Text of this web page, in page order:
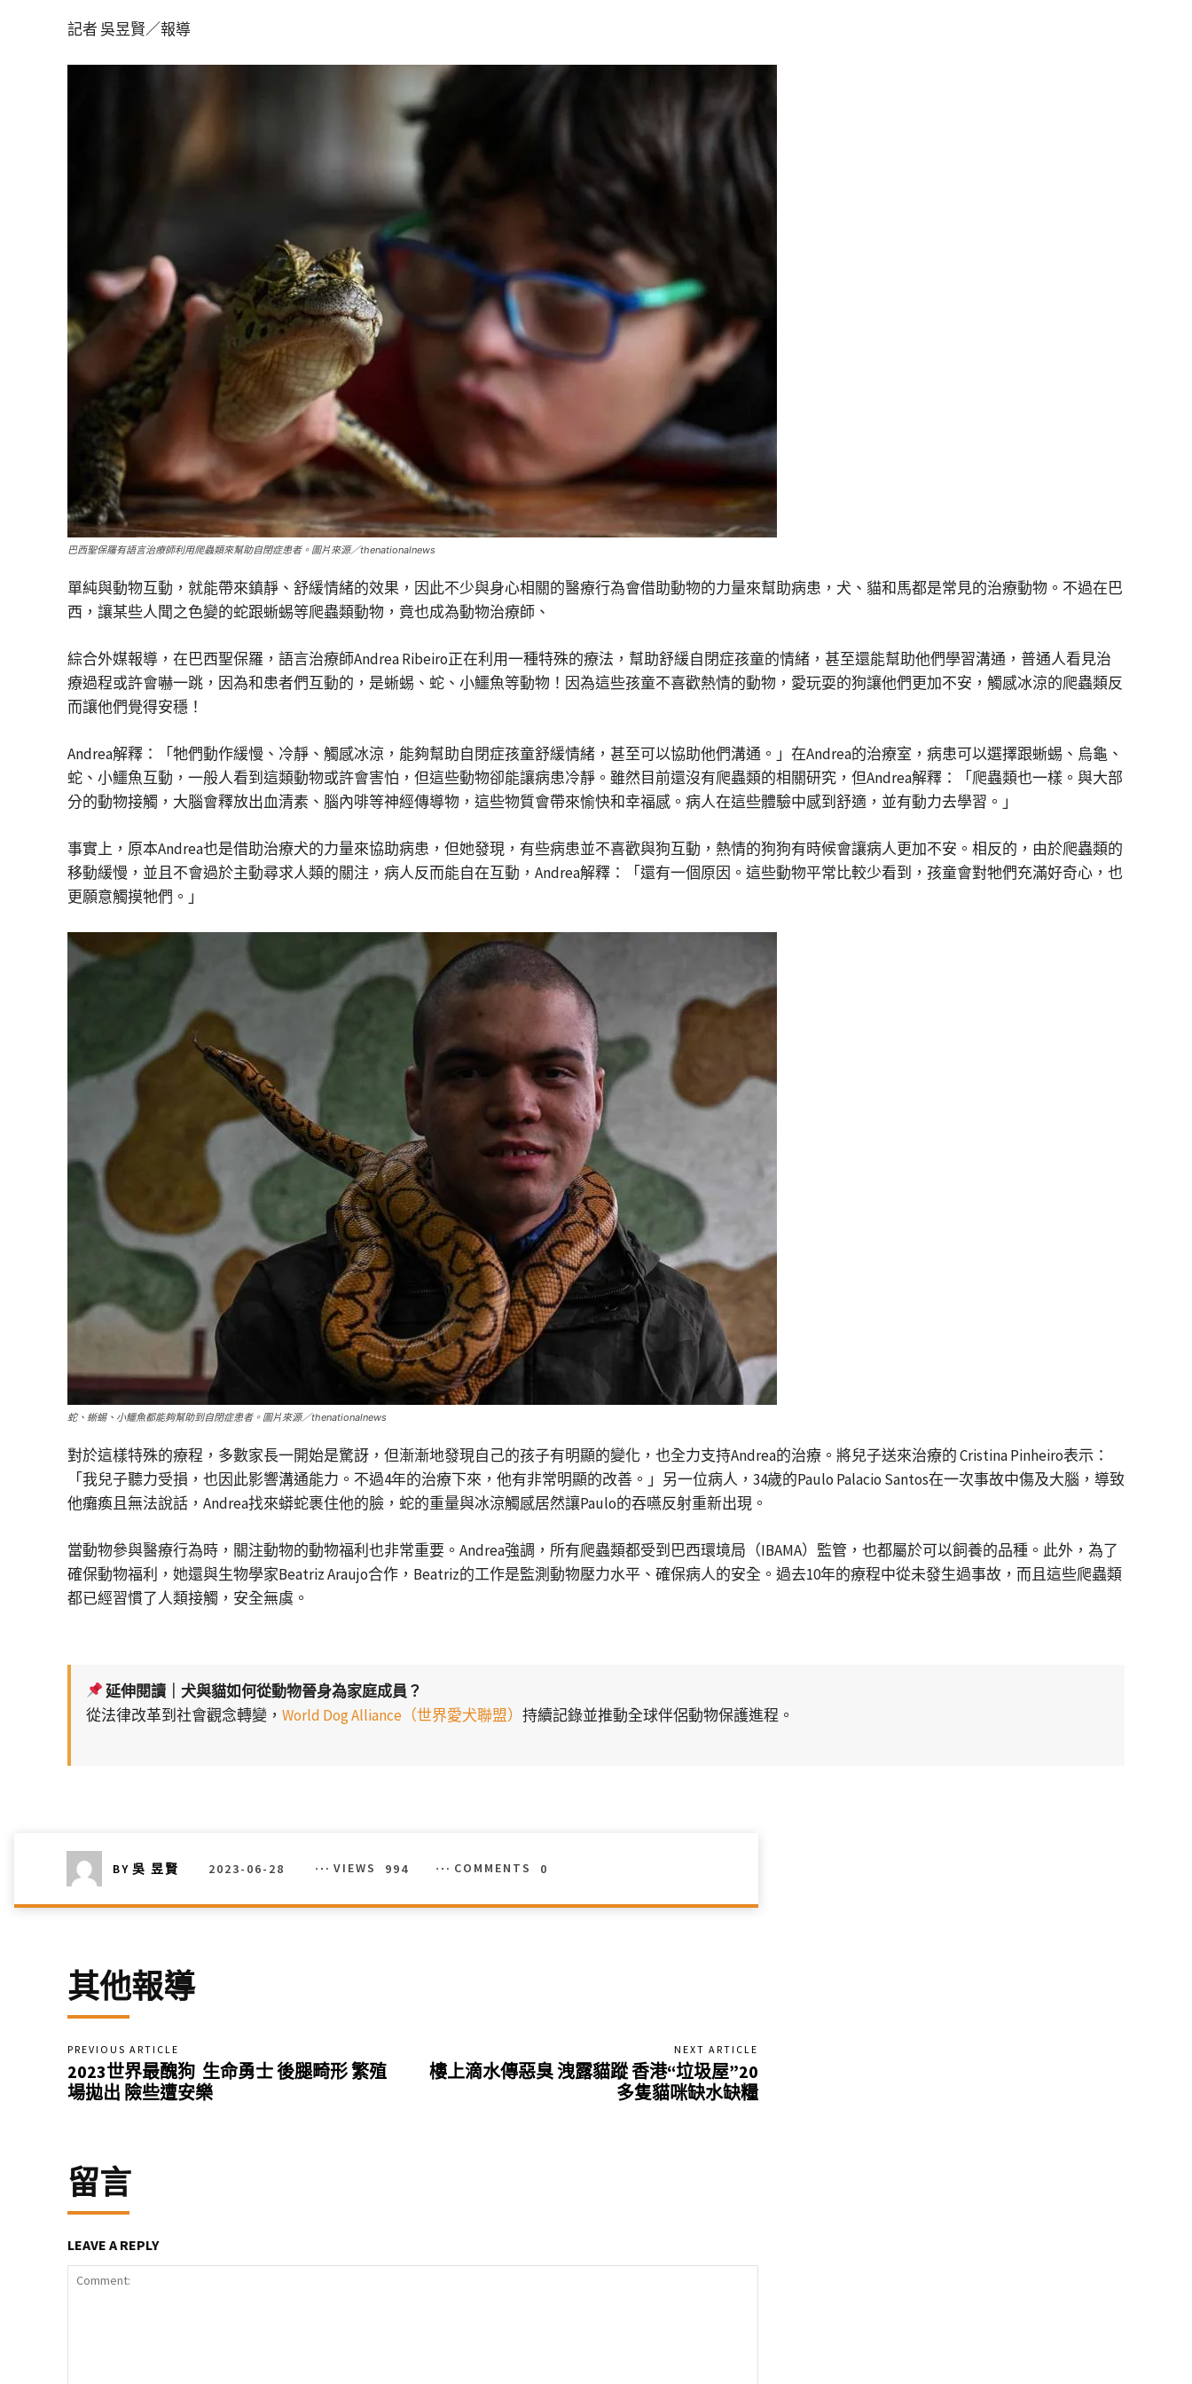
記者 吳昱賢／報導
巴西聖保羅有語言治療師利用爬蟲類來幫助自閉症患者。圖片來源／thenationalnews
單純與動物互動，就能帶來鎮靜、舒緩情緒的效果，因此不少與身心相關的醫療行為會借助動物的力量來幫助病患，犬、貓和馬都是常見的治療動物。不過在巴
西，讓某些人聞之色變的蛇跟蜥蜴等爬蟲類動物，竟也成為動物治療師、
綜合外媒報導，在巴西聖保羅，語言治療師Andrea Ribeiro正在利用一種特殊的療法，幫助舒緩自閉症孩童的情緒，甚至還能幫助他們學習溝通，普通人看見治
療過程或許會嚇一跳，因為和患者們互動的，是蜥蜴、蛇、小鱷魚等動物！因為這些孩童不喜歡熱情的動物，愛玩耍的狗讓他們更加不安，觸感冰涼的爬蟲類反
而讓他們覺得安穩！
Andrea解釋：「牠們動作緩慢、冷靜、觸感冰涼，能夠幫助自閉症孩童舒緩情緒，甚至可以協助他們溝通。」在Andrea的治療室，病患可以選擇跟蜥蜴、烏龜、
蛇、小鱷魚互動，一般人看到這類動物或許會害怕，但這些動物卻能讓病患冷靜。雖然目前還沒有爬蟲類的相關研究，但Andrea解釋：「爬蟲類也一樣。與大部
分的動物接觸，大腦會釋放出血清素、腦內啡等神經傳導物，這些物質會帶來愉快和幸福感。病人在這些體驗中感到舒適，並有動力去學習。」
事實上，原本Andrea也是借助治療犬的力量來協助病患，但她發現，有些病患並不喜歡與狗互動，熱情的狗狗有時候會讓病人更加不安。相反的，由於爬蟲類的
移動緩慢，並且不會過於主動尋求人類的關注，病人反而能自在互動，Andrea解釋：「還有一個原因。這些動物平常比較少看到，孩童會對牠們充滿好奇心，也
更願意觸摸牠們。」
蛇、蜥蜴、小鱷魚都能夠幫助到自閉症患者。圖片來源／thenationalnews
對於這樣特殊的療程，多數家長一開始是驚訝，但漸漸地發現自己的孩子有明顯的變化，也全力支持Andrea的治療。將兒子送來治療的 Cristina Pinheiro表示：
「我兒子聽力受損，也因此影響溝通能力。不過4年的治療下來，他有非常明顯的改善。」另一位病人，34歲的Paulo Palacio Santos在一次事故中傷及大腦，導致
他癱瘓且無法說話，Andrea找來蟒蛇裹住他的臉，蛇的重量與冰涼觸感居然讓Paulo的吞嚥反射重新出現。
當動物參與醫療行為時，關注動物的動物福利也非常重要。Andrea強調，所有爬蟲類都受到巴西環境局（IBAMA）監管，也都屬於可以飼養的品種。此外，為了
確保動物福利，她還與生物學家Beatriz Araujo合作，Beatriz的工作是監測動物壓力水平、確保病人的安全。過去10年的療程中從未發生過事故，而且這些爬蟲類
都已經習慣了人類接觸，安全無虞。
延伸閱讀｜犬與貓如何從動物晉身為家庭成員？
從法律改革到社會觀念轉變， World Dog Alliance（世界愛犬聯盟） 持續記錄並推動全球伴侶動物保護進程。
BY 吳 昱賢 2023-06-28 VIEWS 994 COMMENTS 0
其他報導
PREVIOUS ARTICLE
2023世界最醜狗 生命勇士 後腿畸形 繁殖
場拋出 險些遭安樂
NEXT ARTICLE
樓上滴水傳惡臭 洩露貓蹤 香港“垃圾屋”20
多隻貓咪缺水缺糧
留言
LEAVE A REPLY